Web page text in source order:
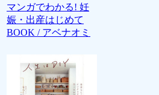
マンガでわかる! 妊
娠・出産はじめて
BOOK / アベナオミ